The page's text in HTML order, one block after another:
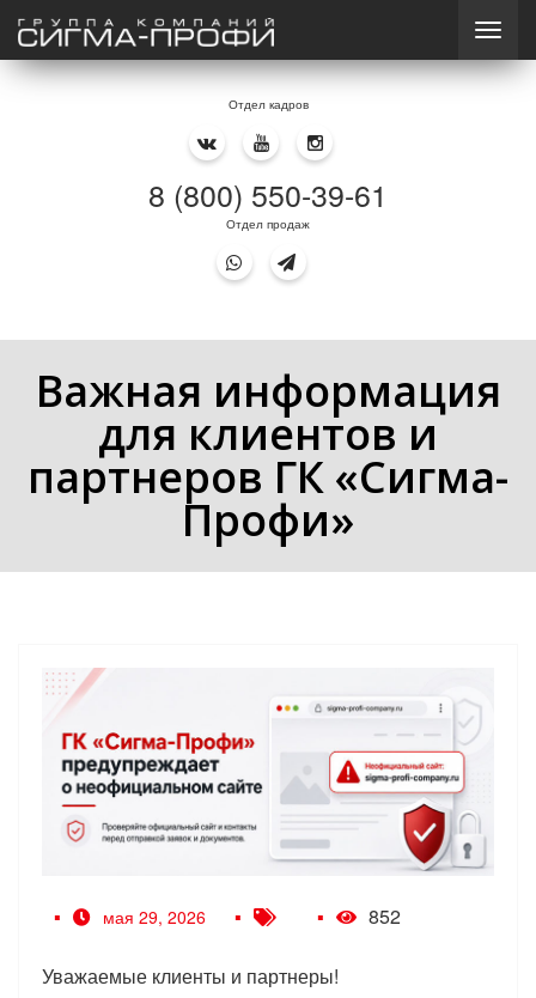
Отдел кадров
8 (800) 550-39-61
Отдел продаж
Важная информация
для клиентов и
партнеров ГК «Сигма-
Профи»
мая 29, 2026 852
Уважаемые клиенты и партнеры!